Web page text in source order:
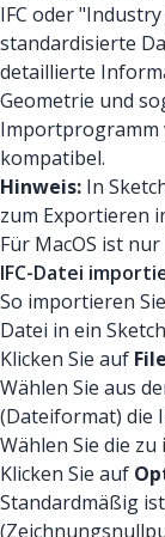
IFC oder
standardisierte
detaillierte
Geometrie und
Importprogramm
kompatibel.
Hinweis: In
zum Exportieren
Für MacOS ist
IFC-Datei
So importieren
Datei in ein
Klicken Sie auf
Wählen Sie aus
(Dateiformat) die
Wählen Sie die
Klicken Sie auf
Standardmäßig ist